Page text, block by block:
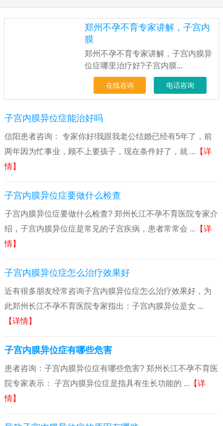
郑州不孕不育专家讲解，子宫内
膜
郑州不孕不育专家讲解，子宫内膜异
位症哪里治疗好?子宫内膜...
在线咨询 电话咨询
子宫内膜异位症能治好吗
信阳患者咨询： 专家你好!我跟我老公结婚已经有5年了，前
两年因为忙事业，顾不上要孩子，现在条件好了，就 ... 【详
情】
子宫内膜异位症要做什么检查
子宫内膜异位症要做什么检查? 郑州长江不孕不育医院专家介
绍，子宫内膜异位症是常见的子宫疾病，患者常常会 ... 【详
情】
子宫内膜异位症怎么治疗效果好
近有很多朋友经常咨询子宫内膜异位症怎么治疗效果好，为
此郑州长江不孕不育医院专家指出：子宫内膜异位是女 ...
【详情】
子宫内膜异位症有哪些危害
患者咨询：子宫内膜异位症有哪些危害? 郑州长江不孕不育医
院专家表示： 子宫内膜异位症是指具有生长功能的 ... 【详
情】